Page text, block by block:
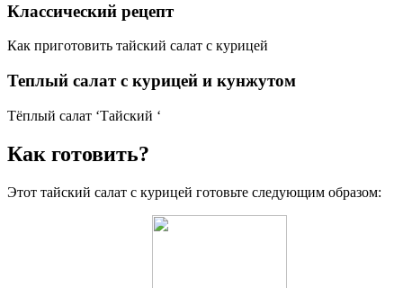
Классический рецепт
Как приготовить тайский салат с курицей
Теплый салат с курицей и кунжутом
Тёплый салат ‘Тайский ‘
Как готовить?
Этот тайский салат с курицей готовьте следующим образом: